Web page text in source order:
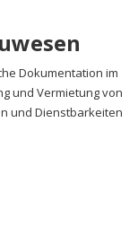
Dokumentation im
und Vermietung von
und Dienstbarkeiten